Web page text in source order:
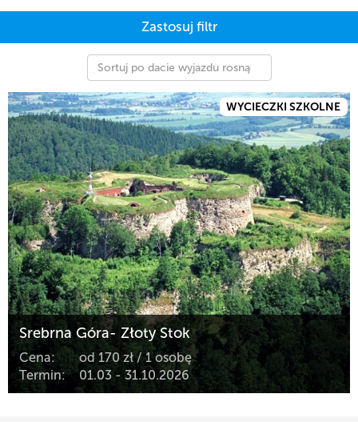
Sortuj po dacie wyjazdu rosnąco
WYCIECZKI SZKOLNE
Srebrna Góra- Złoty Stok
Cena:
od 170 zł / 1 osobę
Termin:
01.03 - 31.10.2026